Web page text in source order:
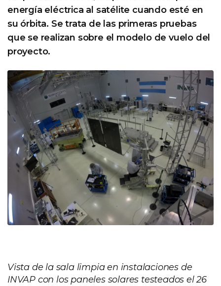
energía eléctrica al satélite cuando esté en
su órbita. Se trata de las primeras pruebas
que se realizan sobre el modelo de vuelo del
proyecto.
Vista de la sala limpia en instalaciones de
INVAP con los paneles solares testeados el 26